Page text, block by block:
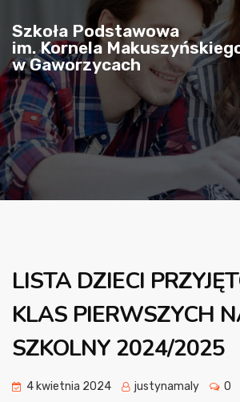
Szkoła Podstawowa
im. Kornela
w Gaworzycach
LISTA DZIECI
KLAS PIERWSZYCH
SZKOLNY 2024/2025
4 kwietnia 2024 justynamaly 0